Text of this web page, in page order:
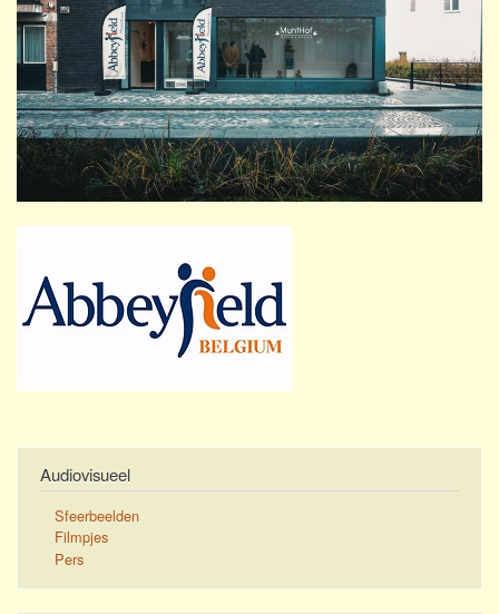
Audiovisueel
Sfeerbeelden
Filmpjes
Pers